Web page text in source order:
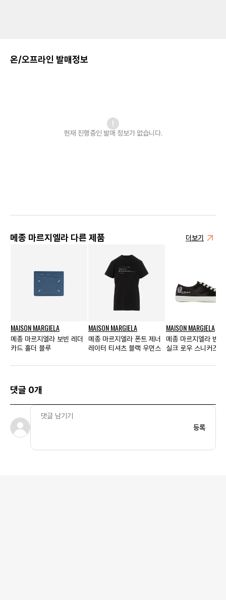
온/오프라인 발매정보
현재 진행중인 발매 정보가 없습니다.
메종 마르지엘라 다른 제품 더보기
MAISON MARGIELA
메종 마르지엘라 보빈 레더
카드 홀더 블루
MAISON MARGIELA
메종 마르지엘라 폰트 제너
레이터 티셔츠 블랙 우먼스
MAISON MARGIELA
메종 마르지엘라 반
실크 로우 스니커즈
댓글 0개
등록